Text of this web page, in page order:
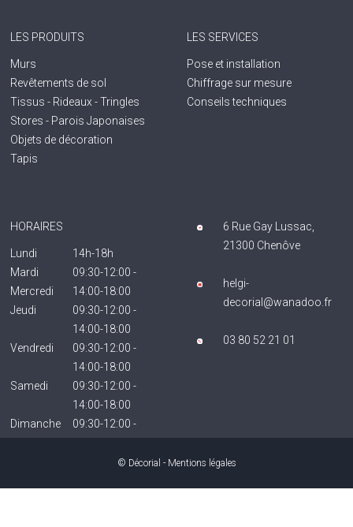
LES PRODUITS
Murs
Revêtements de sol
Tissus - Rideaux - Tringles
Stores - Parois Japonaises
Objets de décoration
Tapis
LES SERVICES
Pose et installation
Chiffrage sur mesure
Conseils techniques
HORAIRES
Lundi
14h-18h
Mardi
09:30-12:00 -
14:00-18:00
Mercredi
09:30-12:00 -
14:00-18:00
Jeudi
09:30-12:00 -
14:00-18:00
Vendredi
09:30-12:00 -
14:00-18:00
Samedi
09:30-12:00 -
Dimanche
6 Rue Gay Lussac,
21300 Chenôve
helgi-
decorial@wanadoo.fr
03 80 52 21 01
© Décorial - Mentions légales